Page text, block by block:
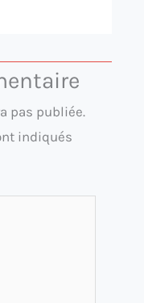
pas publiée.
indiqués